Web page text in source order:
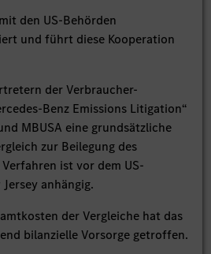
den US-Behörden
und führt diese Kooperation
der Verbraucher-
Benz Emissions Litigation“
MBUSA eine grundsätzliche
zur Beilegung des
ist vor dem US-
anhängig.
der Vergleiche hat das
bilanzielle Vorsorge getroffen.